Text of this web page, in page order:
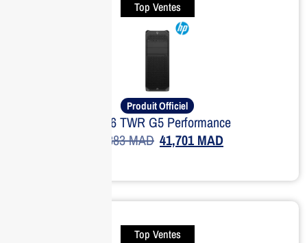
Top Ventes
Produit Officiel
HP Z6 TWR G5 Performance
51,383MAD 41,701MAD
Top Ventes